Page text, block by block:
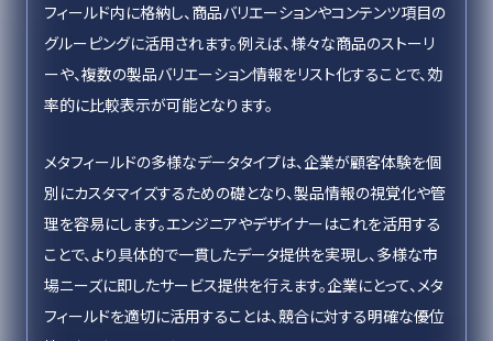
フィールド内に格納し、商品バリエーションやコンテンツ項目の
グルーピングに活用されます。例えば、様々な商品のストーリ
ーや、複数の製品バリエーション情報をリスト化することで、効
率的に比較表示が可能となります。
メタフィールドの多様なデータタイプは、企業が顧客体験を個
別にカスタマイズするための礎となり、製品情報の視覚化や管
理を容易にします。エンジニアやデザイナーはこれを活用する
ことで、より具体的で一貫したデータ提供を実現し、多様な市
場ニーズに即したサービス提供を行えます。企業にとって、メタ
フィールドを適切に活用することは、競合に対する明確な優位